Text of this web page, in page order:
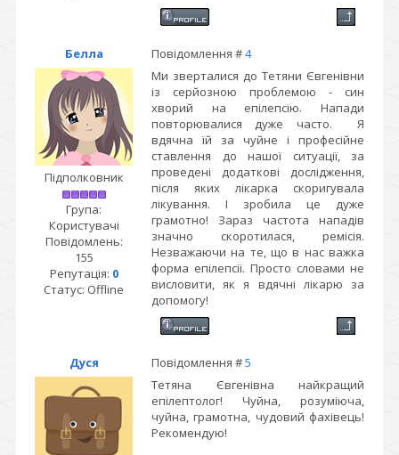
Белла Повідомлення #4
Підполковник
Група:
Користувачі
Повідомлень:
155
Репутація: 0
Статус: Offline
Ми зверталися до Тетяни Євгенівни
із серйозною проблемою - син
хворий на епілепсію. Напади
повторювалися дуже часто. Я
вдячна їй за чуйне і професійне
ставлення до нашої ситуації, за
проведені додаткові дослідження,
після яких лікарка скоригувала
лікування. І зробила це дуже
грамотно! Зараз частота нападів
значно скоротилася, ремісія.
Незважаючи на те, що в нас важка
форма епілепсії. Просто словами не
висловити, як я вдячні лікарю за
допомогу!
Дуся Повідомлення #5
Тетяна Євгенівна найкращий
епілептолог! Чуйна, розуміюча,
чуйна, грамотна, чудовий фахівець!
Рекомендую!